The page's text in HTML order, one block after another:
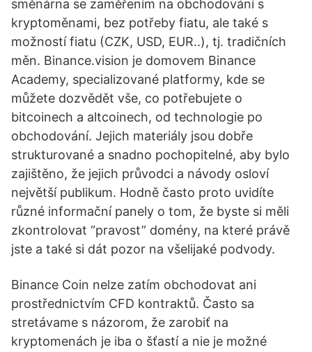
směnárna se zaměřením na obchodování s
kryptoměnami, bez potřeby fiatu, ale také s
možností fiatu (CZK, USD, EUR..), tj. tradičních
měn. Binance.vision je domovem Binance
Academy, specializované platformy, kde se
můžete dozvědět vše, co potřebujete o
bitcoinech a altcoinech, od technologie po
obchodování. Jejich materiály jsou dobře
strukturované a snadno pochopitelné, aby bylo
zajištěno, že jejich průvodci a návody osloví
největší publikum. Hodně často proto uvidíte
různé informační panely o tom, že byste si měli
zkontrolovat “pravost” domény, na které právě
jste a také si dát pozor na všelijaké podvody.
Binance Coin nelze zatím obchodovat ani
prostřednictvím CFD kontraktů. Často sa
stretávame s názorom, že zarobiť na
kryptomenách je iba o šťastí a nie je možné